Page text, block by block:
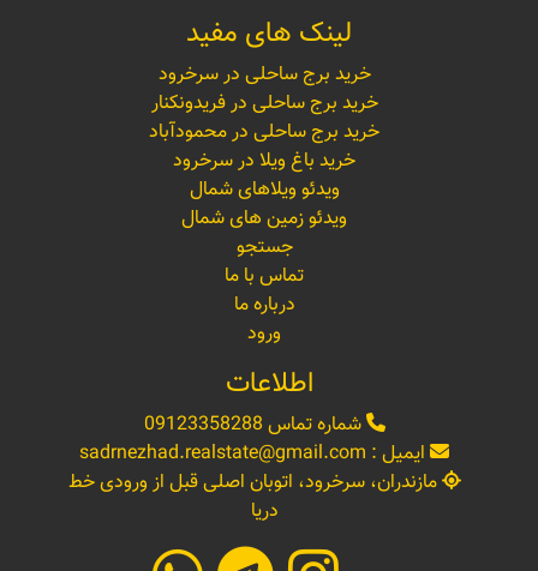
لینک های مفید
خرید برج ساحلی در سرخرود
خرید برج ساحلی در فریدونکنار
خرید برج ساحلی در محمودآباد
خرید باغ ویلا در سرخرود
ویدئو ویلاهای شمال
ویدئو زمین های شمال
جستجو
تماس با ما
درباره ما
ورود
اطلاعات
شماره تماس 09123358288
ایمیل : sadrnezhad.realstate@gmail.com
مازندران، سرخرود، اتوبان اصلی قبل از ورودی خط
دریا